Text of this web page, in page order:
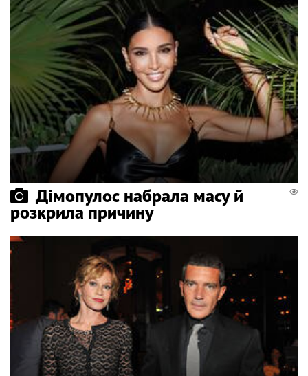
Дімопулос набрала масу й
розкрила причину